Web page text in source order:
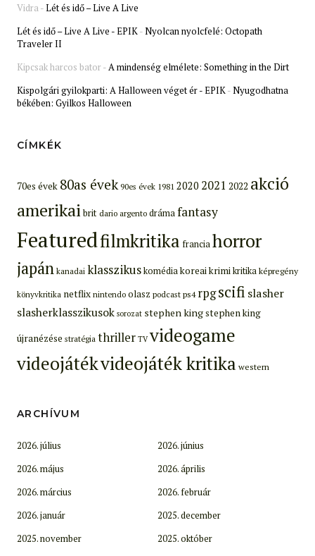
Vidra-Lét és idő – Live A Live
Lét és idő – Live A Live - EPIK-Nyolcan nyolcfelé: Octopath
Traveler II
Kipcsak harcos bator-A mindenség elmélete: Something in the Dirt
Kispolgári gyilokparti: A Halloween véget ér - EPIK-Nyugodhatna
békében: Gyilkos Halloween
CÍMKÉK
70es évek 80as évek 90es évek 1981 2020 2021 2022 akció
amerikaibrit dario argento drámafantasy
Featuredfilmkritika franciahorror
japán kanadai klasszikuskomédiakoreaikrimikritikaképregény
könyvkritika netflix nintendo olasz podcast ps4 rpgscifi slasher
slasherklasszikusok sorozat stephen kingstephen king
újranézése stratégia thriller TV videogame
videojátékvideojáték kritika western
ARCHÍVUM
2026. július
2026. június
2026. május
2026. április
2026. március
2026. február
2026. január
2025. december
2025. november
2025. október